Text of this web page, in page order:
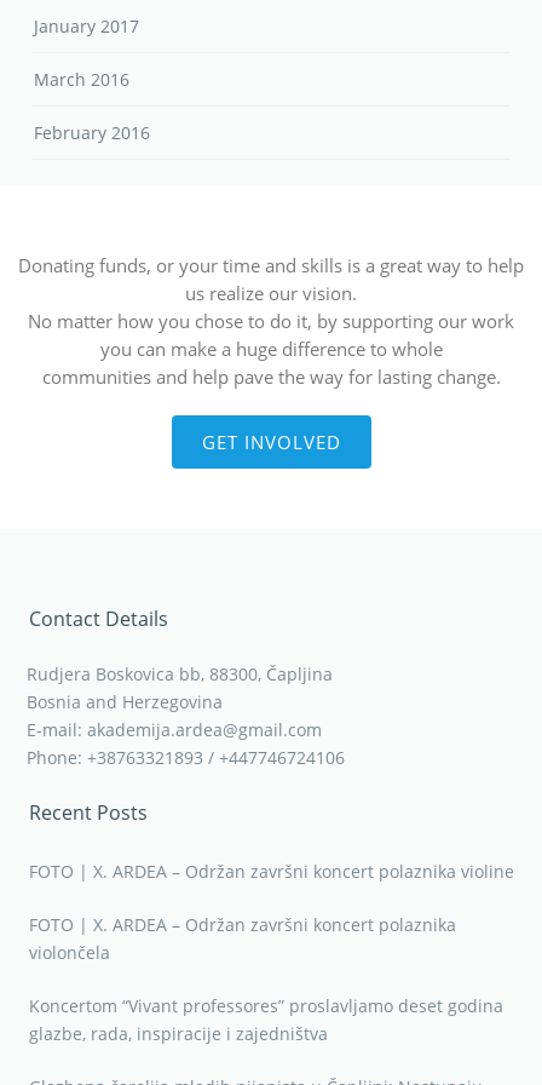
January 2017
March 2016
February 2016
Donating funds, or your time and skills is a great way to help
us realize our vision.
No matter how you chose to do it, by supporting our work
you can make a huge difference to whole
communities and help pave the way for lasting change.
GET INVOLVED
Contact Details
Rudjera Boskovica bb, 88300, Čapljina
Bosnia and Herzegovina
E-mail: akademija.ardea@gmail.com
Phone: +38763321893 / +447746724106
Recent Posts
FOTO | X. ARDEA – Održan završni koncert polaznika violine
FOTO | X. ARDEA – Održan završni koncert polaznika
violončela
Koncertom “Vivant professores” proslavljamo deset godina
glazbe, rada, inspiracije i zajedništva